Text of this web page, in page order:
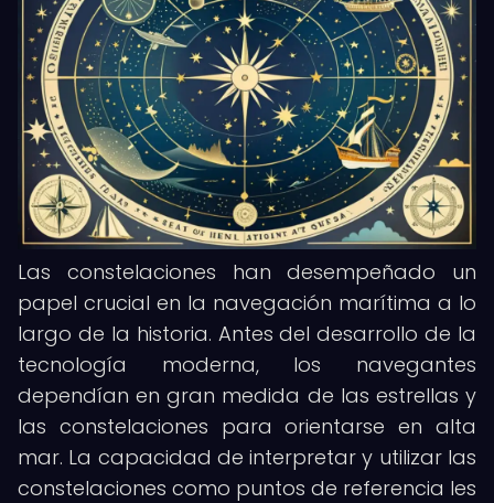
Las constelaciones han desempeñado un
papel crucial en la navegación marítima a lo
largo de la historia. Antes del desarrollo de la
tecnología moderna, los navegantes
dependían en gran medida de las estrellas y
las constelaciones para orientarse en alta
mar. La capacidad de interpretar y utilizar las
constelaciones como puntos de referencia les